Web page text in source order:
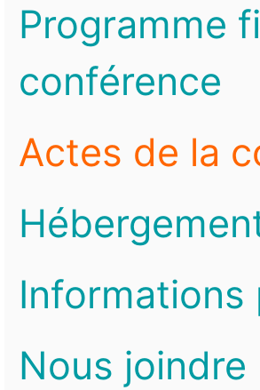
Programme
conférence
Actes de la
Informations
Nous joindre